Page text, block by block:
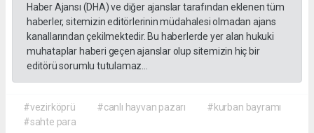
Haber Ajansı (DHA) ve diğer ajanslar tarafından eklenen tüm
haberler, sitemizin editörlerinin müdahalesi olmadan ajans
kanallarından çekilmektedir. Bu haberlerde yer alan hukuki
muhataplar haberi geçen ajanslar olup sitemizin hiç bir
editörü sorumlu tutulamaz...
#vezirköprü #canlı hayvan pazarı
#kurban bayramı
#sahte para